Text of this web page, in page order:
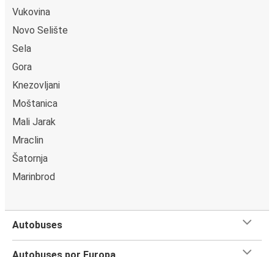
Vukovina
Novo Selište
Sela
Gora
Knezovljani
Moštanica
Mali Jarak
Mraclin
Šatornja
Marinbrod
Autobuses
Autobuses por Europa